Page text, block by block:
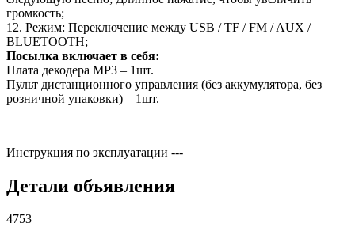
громкость;
12. Режим: Переключение между USB / TF / FM / AUX /
BLUETOOTH;
Посылка включает в себя:
Плата декодера MP3 – 1шт.
Пульт дистанционного управления (без аккумулятора, без
розничной упаковки) – 1шт.
Инструкция по эксплуатации ---
Детали объявления
4753